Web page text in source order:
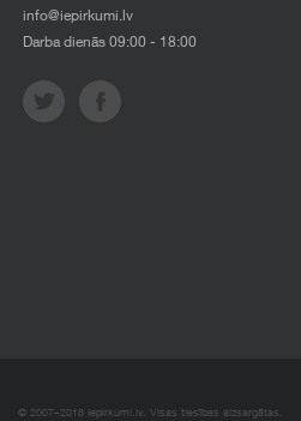
info@iepirkumi.lv
Darba dienās 09:00 - 18:00
© 2007–2018 Iepirkumi.lv. Visas tiesības aizsargātas.